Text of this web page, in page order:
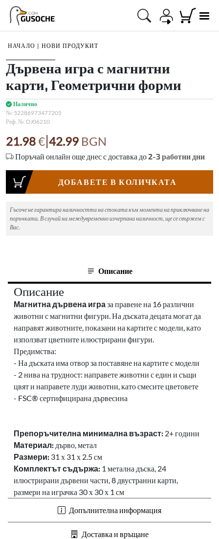
GUSOCHE
.COM
НАЧАЛО | НОВИ ПРОДУКИТ
1/1
Дървена игра с магнитни
карти, Геометрични форми
Налично
№: 52286973477205
Реф. №: DJ06210
21.98€|42.99 BGN
Поръчай онлайн още днес с доставка до2-3работни дни
ДОБАВЕТЕ В КОЛИЧКАТА
Гъсоче не гарантира наличността на стоката към момента на приключване на
поръчката. В случай на междувременно изчерпана наличност, ще се свържем с
Вас.
Описание
Описание
Магнитна дървена играза правене на 16 различни
животни с магнитни фигури. На дъската децата могат да
направят животните, показани на картите с модели, като
използват цветните илюстрирани фигури.
Предимства:
- На дъската има отвор за поставяне на картите с модели
- 2 нива на трудност: направете животни с един и същи
цвят и направете луди животни, като смесите цветовете
- FSC® сертифицирана дървесина
Препоръчителна минимална възраст: 2+ години
Материал: дърво, метал
Размери: 31 х 31 х 2.5 см
Комплектът съдържа: 1 метална дъска, 24
илюстрирани дървени части, 8 двустранни карти,
размери на играчка 30 х 30 х 1 см
Допълнителна информация
Доставка и връщане